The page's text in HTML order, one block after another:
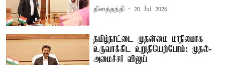
தினத்தந்தி 20 Jul 2026
தமிழ்நாட்டை முதன்மை மாநிலமாக
உருவாக்கிட உறுதியேற்போம்: முதல்-
அமைச்சர் விஜய்